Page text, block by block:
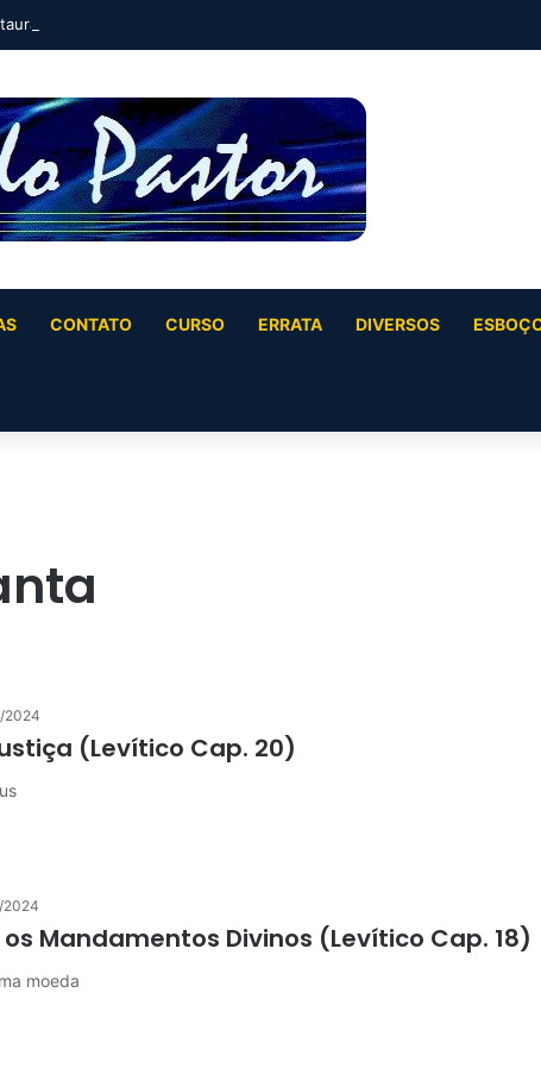
Plena Vida Plena (Jó 42:10-17)
CONTATO CURSO ERRATA DIVERSOS
2024
(Levítico Cap. 20)
2024
Mandamentos Divinos (Levítico Cap. 18)
moeda